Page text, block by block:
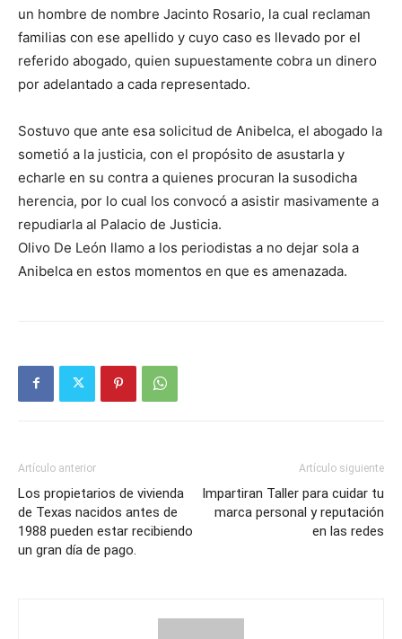
un hombre de nombre Jacinto Rosario, la cual reclaman
familias con ese apellido y cuyo caso es llevado por el
referido abogado, quien supuestamente cobra un dinero
por adelantado a cada representado.
Sostuvo que ante esa solicitud de Anibelca, el abogado la
sometió a la justicia, con el propósito de asustarla y
echarle en su contra a quienes procuran la susodicha
herencia, por lo cual los convocó a asistir masivamente a
repudiarla al Palacio de Justicia.
Olivo De León llamo a los periodistas a no dejar sola a
Anibelca en estos momentos en que es amenazada.
Artículo anterior
Los propietarios de vivienda
de Texas nacidos antes de
1988 pueden estar recibiendo
un gran día de pago.
Artículo siguiente
Impartiran Taller para cuidar tu
marca personal y reputación
en las redes